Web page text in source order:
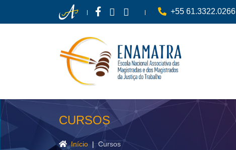
+55 61.3322.0266
Pesquisar
CURSOS
Início Cursos